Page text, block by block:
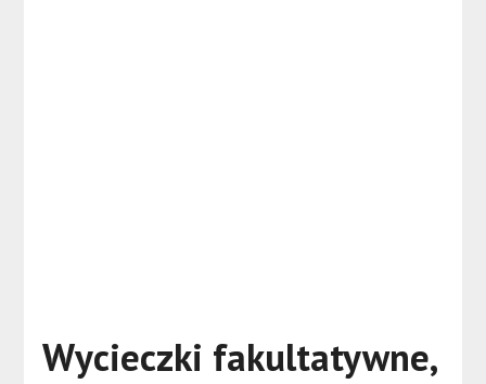
Wycieczki fakultatywne,